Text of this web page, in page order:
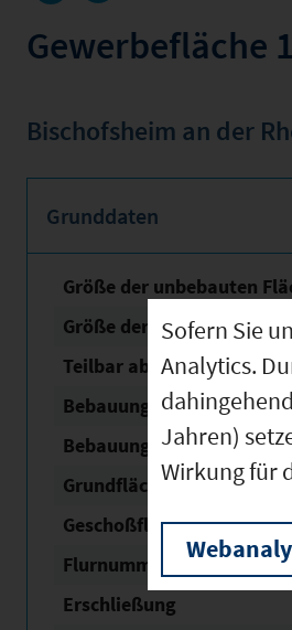
Gewerbefläche
Bischofsheim an der
Grunddaten
Größe der unbebauten
Größe der Fläche mit
Teilbar ab
Bebauungsplan Nr. / Name
Bebauungsplan Status
Grundflächen­zahl (GRZ)
Geschoßflächen­zahl (GFZ)
Flurnummern
Erschließung
Sofern Sie
Analytics.
Jahren)
Wirkung für